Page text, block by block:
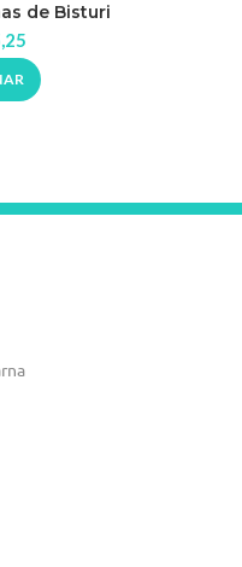
de Bisturi
Inox